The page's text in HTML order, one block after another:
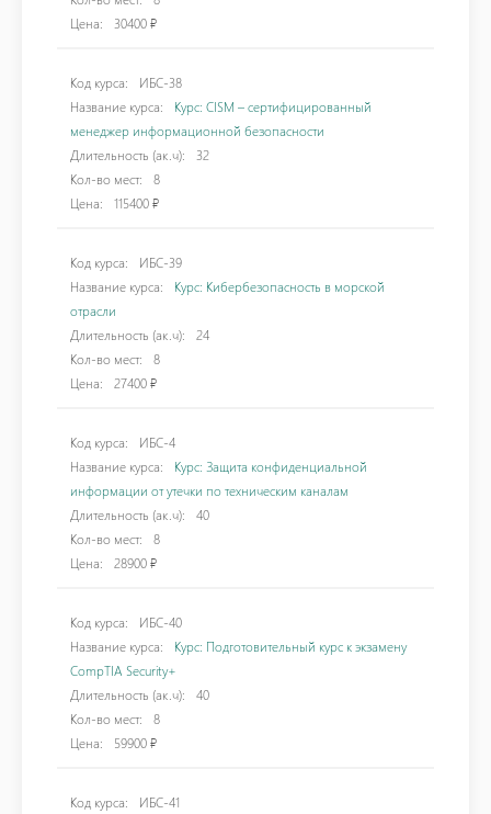
Цена:
30400 ₽
Код курса:
ИБС-38
Название курса:
Курс: CISM – сертифицированный
менеджер информационной безопасности
Длительность (ак.ч):
32
Кол-во мест:
8
Цена:
115400 ₽
Код курса:
ИБС-39
Название курса:
Курс: Кибербезопасность в морской
отрасли
Длительность (ак.ч):
24
Кол-во мест:
8
Цена:
27400 ₽
Код курса:
ИБС-4
Название курса:
Курс: Защита конфиденциальной
информации от утечки по техническим каналам
Длительность (ак.ч):
40
Кол-во мест:
8
Цена:
28900 ₽
Код курса:
ИБС-40
Название курса:
Курс: Подготовительный курс к экзамену
CompTIA Security+
Длительность (ак.ч):
40
Кол-во мест:
8
Цена:
59900 ₽
Код курса:
ИБС-41